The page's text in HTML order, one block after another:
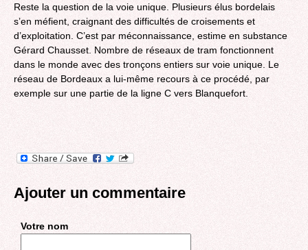
Reste la question de la voie unique. Plusieurs élus bordelais
s’en méfient, craignant des difficultés de croisements et
d’exploitation. C’est par méconnaissance, estime en substance
Gérard Chausset. Nombre de réseaux de tram fonctionnent
dans le monde avec des tronçons entiers sur voie unique. Le
réseau de Bordeaux a lui-même recours à ce procédé, par
exemple sur une partie de la ligne C vers Blanquefort.
Ajouter un commentaire
Votre nom